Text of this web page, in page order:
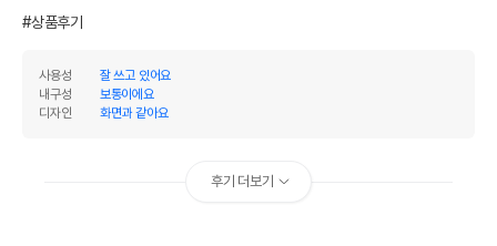
#상품후기
사용성
잘 쓰고 있어요
내구성
보통이에요
디자인
화면과 같아요
후기 더보기